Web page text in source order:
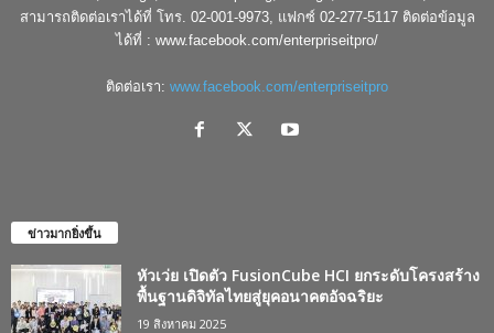
สามารถติดต่อเราได้ที่ โทร. 02-001-9973, แฟกซ์ 02-277-5117 ติดต่อข้อมูล
ได้ที่ : www.facebook.com/enterpriseitpro/
ติดต่อเรา: www.facebook.com/enterpriseitpro
ข่าวมากยิ่งขึ้น
หัวเว่ย เปิดตัว FusionCube HCI ยกระดับโครงสร้าง
พื้นฐานดิจิทัลไทยสู่ยุคอนาคตอัจฉริยะ
19 สิงหาคม 2025